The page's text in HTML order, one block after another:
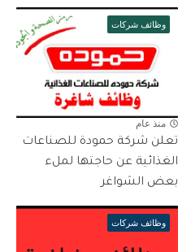
وظائف شركات
منذ عام
تعلن شركة حمودة للصناعات
الغذائية عن حاجتها لملء
بعض الشواغر
وظائف شركات